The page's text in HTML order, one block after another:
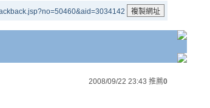
2008/09/22 23:43 推薦0